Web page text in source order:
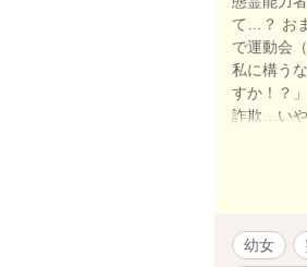
て…？ お
で運動会
私に構う
すか！？
詐欺…いや
高瀬は自
るのは３
幼女